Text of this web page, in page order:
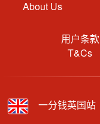
About Us
用户条款
T&Cs
一分钱英国站